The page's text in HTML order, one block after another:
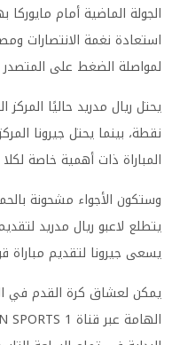
الجولة الماضية أمام
استعادة نغمة الانتصارات
لمواصلة الضغط على
المباراة ذات أهمية خاصة
وستكون الأجواء مشحونة
يتطلع لاعبو ريال مدريد
يسعى جيرونا لتقديم
يمكن لعشاق كرة القدم في